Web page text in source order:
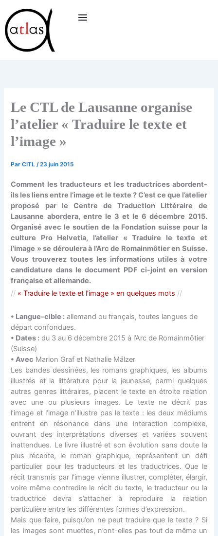
au
contenu
Le CTL de Lausanne organise
l’atelier « Traduire le texte et
l’image »
ParCITL/23 juin 2015
Comment les traducteurs et les traductrices abordent-
ils les liens entre l’image et le texte ? C’est ce que l’atelier
proposé par le Centre de Traduction Littéraire de
Lausanne abordera, entre le 3 et le 6 décembre 2015.
Organisé avec le soutien de la Fondation suisse pour la
culture Pro Helvetia, l’atelier « Traduire le texte et
l’image » se déroulera à l’Arc de Romainmôtier en Suisse.
Vous trouverez toutes les informations utiles à votre
candidature dans le document PDF ci-joint en version
française et allemande.
// «Traduire le texte et l’image » en quelques mots //
• Langue-cible : allemand ou français, toutes langues de
départ confondues.
• Dates : du 3 au 6 décembre 2015 à l’Arc de Romainmôtier
(Suisse)
• Avec Marion Graf et Nathalie Mälzer
Les bandes dessinées, les romans graphiques, les albums
illustrés et la littérature pour la jeunesse, parmi quelques
autres genres littéraires, placent le texte en étroite relation
avec une ou plusieurs images. Le texte ne décrit pas
l’image et l’image n’illustre pas le texte : les deux médiums
entrent en résonance dans une interaction complexe,
ouvrant des interprétations diverses et variées souvent
inattendues. Le livre illustré et son évolution sans doute la
plus récente, le roman graphique, représentent un défi
particulier pour les traducteurs et les traductrices. Que le
récit transmis par l’image vienne illustrer, compléter, élargir,
voire même contredire le récit du texte, le traducteur ou la
traductrice devra s’attacher à reproduire la relation
particulière entre les différentes formes d’expression.
Mais que faire, puisqu’on ne peut traduire que le texte ? Si
les images sont muettes, n’ont-elles pas tout de même un